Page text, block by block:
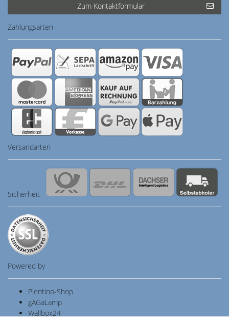
Zum Kontaktformular
Zahlungsarten
Versandarten
Sicherheit
Powered by
Plentino-Shop
gAGaLamp
Wallbox24